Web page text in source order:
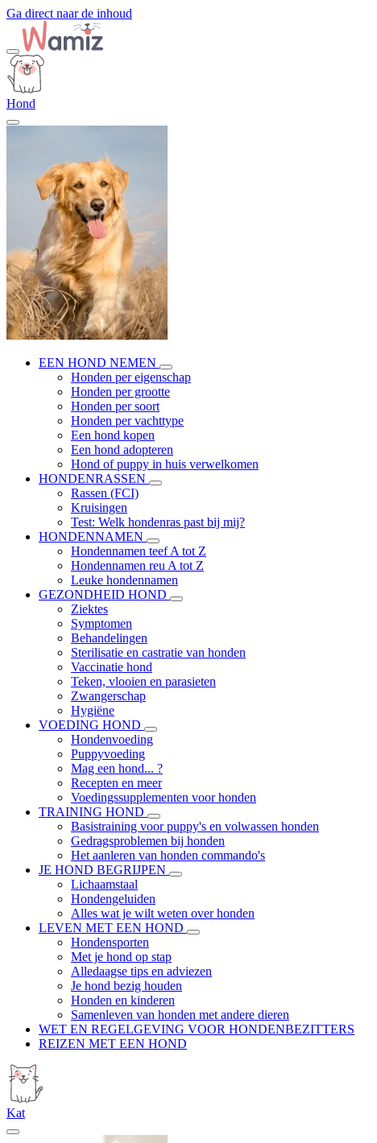
Ga direct naar de inhoud
Hond
EEN HOND NEMEN
Honden per eigenschap
Honden per grootte
Honden per soort
Honden per vachttype
Een hond kopen
Een hond adopteren
Hond of puppy in huis verwelkomen
HONDENRASSEN
Rassen (FCI)
Kruisingen
Test: Welk hondenras past bij mij?
HONDENNAMEN
Hondennamen teef A tot Z
Hondennamen reu A tot Z
Leuke hondennamen
GEZONDHEID HOND
Ziektes
Symptomen
Behandelingen
Sterilisatie en castratie van honden
Vaccinatie hond
Teken, vlooien en parasieten
Zwangerschap
Hygiëne
VOEDING HOND
Hondenvoeding
Puppyvoeding
Mag een hond... ?
Recepten en meer
Voedingssupplementen voor honden
TRAINING HOND
Basistraining voor puppy's en volwassen honden
Gedragsproblemen bij honden
Het aanleren van honden commando's
JE HOND BEGRIJPEN
Lichaamstaal
Hondengeluiden
Alles wat je wilt weten over honden
LEVEN MET EEN HOND
Hondensporten
Met je hond op stap
Alledaagse tips en adviezen
Je hond bezig houden
Honden en kinderen
Samenleven van honden met andere dieren
WET EN REGELGEVING VOOR HONDENBEZITTERS
REIZEN MET EEN HOND
Kat